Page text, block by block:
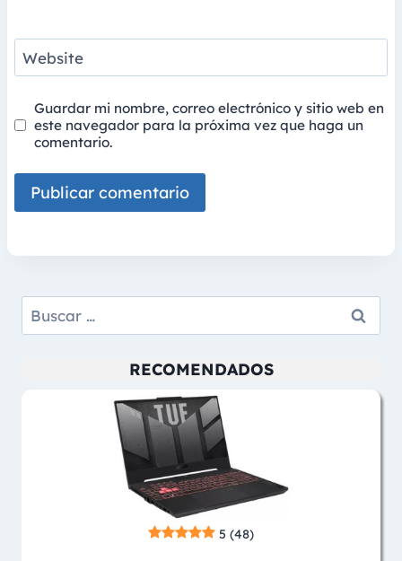
Website
Guardar mi nombre, correo electrónico y sitio web en
este navegador para la próxima vez que haga un
comentario.
Buscar:
RECOMENDADOS
5 (48)